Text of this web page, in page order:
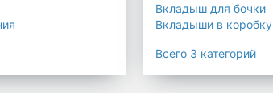
Вкладыш для бочки
Вкладыши в коробку
Всего 3 категорий